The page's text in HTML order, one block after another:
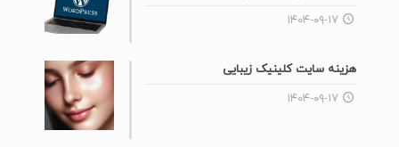
۱۴۰۴-۰۹-۱۷
هزینه سایت کلینیک زیبایی
۱۴۰۴-۰۹-۱۷